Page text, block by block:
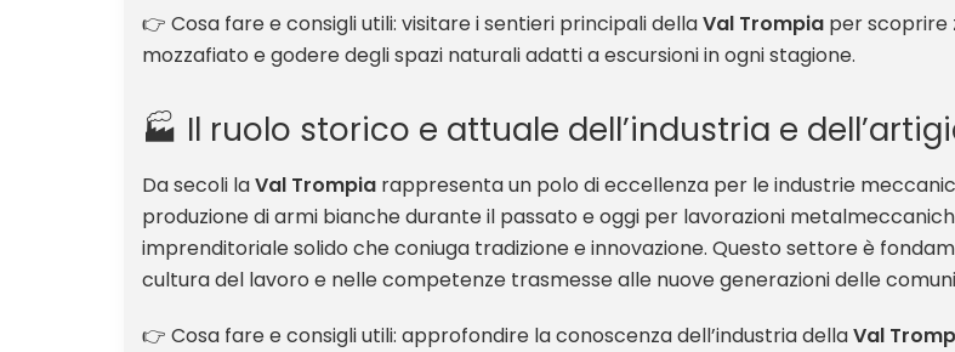
👉 Cosa fare e consigli utili: visitare i sentieri principali dellaVal Trompia per scoprire
mozzafiato e godere degli spazi naturali adatti a escursioni in ogni stagione.
🏭 Il ruolo storico e attuale dell’industria e
Da secoli laVal Trompia rappresenta un polo di eccellenza per le industrie
produzione di armi bianche durante il passato e oggi per lavorazioni
imprenditoriale solido che coniuga tradizione e innovazione. Questo settore è
cultura del lavoro e nelle competenze trasmesse alle nuove generazioni delle
👉 Cosa fare e consigli utili: approfondire la conoscenza dell’industria dellaVal